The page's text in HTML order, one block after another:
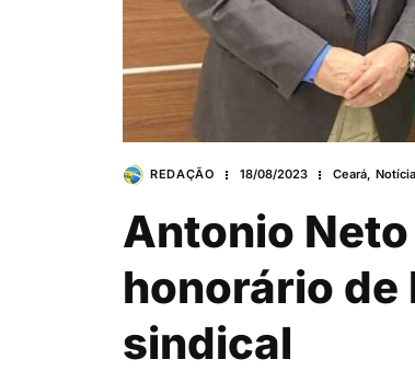
REDAÇÃO 18/08/2023 Ceará,
Antonio
honorário de
sindical